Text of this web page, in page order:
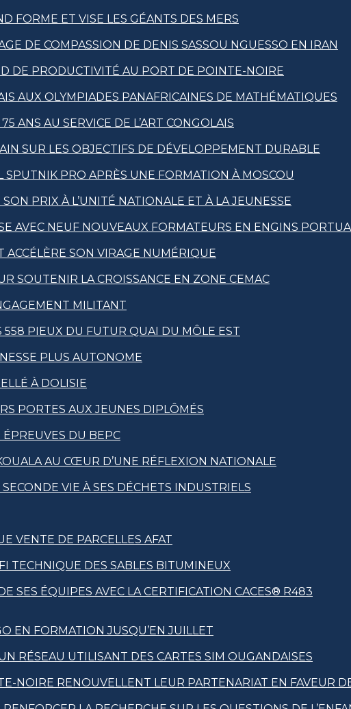
FORME ET VISE LES GÉANTS DES MERS
DE COMPASSION DE DENIS SASSOU NGUESSO EN IRAN
DE PRODUCTIVITÉ AU PORT DE POINTE-NOIRE
AUX OLYMPIADES PANAFRICAINES DE MATHÉMATIQUES
ANS AU SERVICE DE L’ART CONGOLAIS
SUR LES OBJECTIFS DE DÉVELOPPEMENT DURABLE
PRO APRÈS UNE FORMATION À MOSCOU
PRIX À L’UNITÉ NATIONALE ET À LA JEUNESSE
AVEC NEUF NOUVEAUX FORMATEURS EN ENGINS
ACCÉLÈRE SON VIRAGE NUMÉRIQUE
SOUTENIR LA CROISSANCE EN ZONE CEMAC
MILITANT
558 PIEUX DU FUTUR QUAI DU MÔLE EST
PLUS AUTONOME
À DOLISIE
PORTES AUX JEUNES DIPLÔMÉS
DU BEPC
AU CŒUR D’UNE RÉFLEXION NATIONALE
VIE À SES DÉCHETS INDUSTRIELS
VENTE DE PARCELLES AFAT
TECHNIQUE DES SABLES BITUMINEUX
SES ÉQUIPES AVEC LA CERTIFICATION CACES® R483
EN FORMATION JUSQU’EN JUILLET
RÉSEAU UTILISANT DES CARTES SIM OUGANDAISES
NOIRE RENOUVELLENT LEUR PARTENARIAT EN FAVEUR